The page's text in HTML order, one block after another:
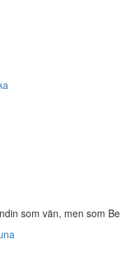
som vän, men som